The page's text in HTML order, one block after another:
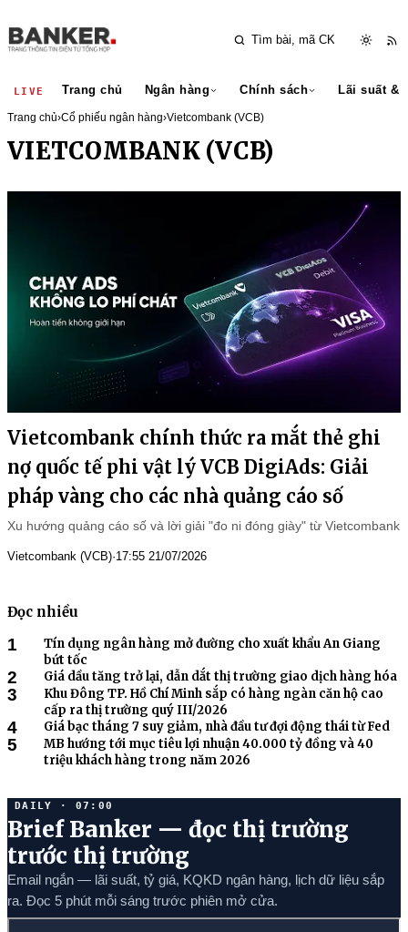
LIVE Trang chủ Ngân hàng Chính sách Lãi suất &
Trang chủ›Cổ phiếu ngân hàng›Vietcombank (VCB)
VIETCOMBANK (VCB)
Vietcombank chính thức ra mắt thẻ ghi
nợ quốc tế phi vật lý VCB DigiAds: Giải
pháp vàng cho các nhà quảng cáo số
Xu hướng quảng cáo số và lời giải "đo ni đóng giày" từ Vietcombank
Vietcombank (VCB)·17:55 21/07/2026
Đọc nhiều
1
Tín dụng ngân hàng mở đường cho xuất khẩu An Giang
bứt tốc
2 Giá dầu tăng trở lại, dẫn dắt thị trường giao dịch hàng hóa
3
Khu Đông TP. Hồ Chí Minh sắp có hàng ngàn căn hộ cao
cấp ra thị trường quý III/2026
4 Giá bạc tháng 7 suy giảm, nhà đầu tư đợi động thái từ Fed
5
MB hướng tới mục tiêu lợi nhuận 40.000 tỷ đồng và 40
triệu khách hàng trong năm 2026
DAILY · 07:00
Brief Banker — đọc thị trường
trước thị trường
Email ngắn — lãi suất, tỷ giá, KQKD ngân hàng, lịch dữ liệu sắp
ra. Đọc 5 phút mỗi sáng trước phiên mở cửa.